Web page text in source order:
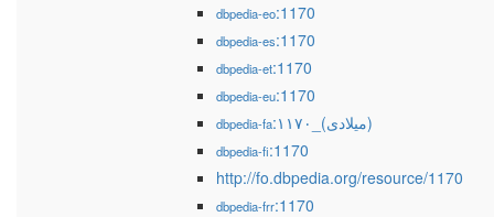
dbpedia-eo:1170
dbpedia-es:1170
dbpedia-et:1170
dbpedia-eu:1170
dbpedia-fa :۱۱۷۰_(میلادی)
dbpedia-fi:1170
http://fo.dbpedia.org/resource/1170
dbpedia-frr:1170